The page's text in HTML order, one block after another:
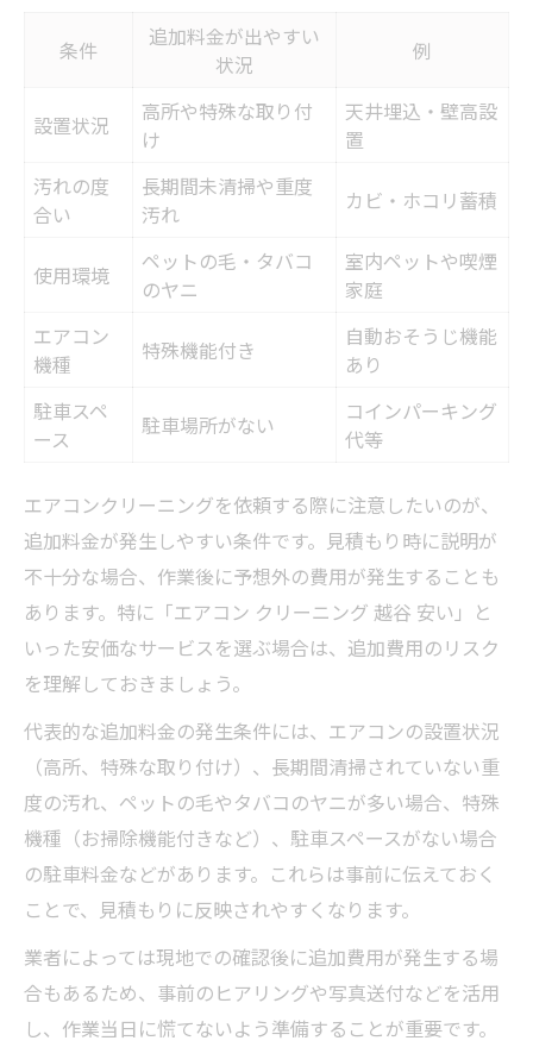
条件
追加料金が出やすい
状況
例
設置状況
高所や特殊な取り付
け
天井埋込・壁高設
置
汚れの度
合い
長期間未清掃や重度
汚れ
カビ・ホコリ蓄積
使用環境
ペットの毛・タバコ
のヤニ
室内ペットや喫煙
家庭
エアコン
機種
特殊機能付き
自動おそうじ機能
あり
駐車スペ
ース
駐車場所がない
コインパーキング
代等
エアコンクリーニングを依頼する際に注意したいのが、
追加料金が発生しやすい条件です。見積もり時に説明が
不十分な場合、作業後に予想外の費用が発生することも
あります。特に「エアコン クリーニング 越谷 安い」と
いった安価なサービスを選ぶ場合は、追加費用のリスク
を理解しておきましょう。
代表的な追加料金の発生条件には、エアコンの設置状況
（高所、特殊な取り付け）、長期間清掃されていない重
度の汚れ、ペットの毛やタバコのヤニが多い場合、特殊
機種（お掃除機能付きなど）、駐車スペースがない場合
の駐車料金などがあります。これらは事前に伝えておく
ことで、見積もりに反映されやすくなります。
業者によっては現地での確認後に追加費用が発生する場
合もあるため、事前のヒアリングや写真送付などを活用
し、作業当日に慌てないよう準備することが重要です。